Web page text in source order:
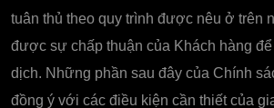
tuân thủ theo quy trình được nêu ở trên
được sự chấp thuận của Khách hàng
dịch. Những phần sau đây của Chính
đồng ý với các điều kiện cần thiết của